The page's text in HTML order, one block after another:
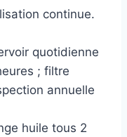
continue.
quotidienne
; filtre
annuelle
huile tous 2